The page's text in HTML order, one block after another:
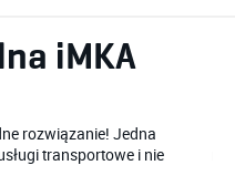
iMKA
rozwiązanie! Jedna
transportowe i nie